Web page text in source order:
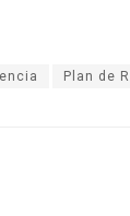
Plan de